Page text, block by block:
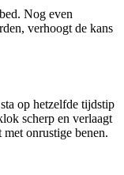
Nog even
verhoogt de kans
op hetzelfde tijdstip
scherp en verlaagt
onrustige benen.